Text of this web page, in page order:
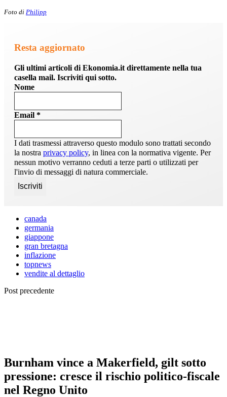
Foto di Philipp
Resta aggiornato
Gli ultimi articoli di Ekonomia.it direttamente nella tua
casella mail. Iscriviti qui sotto.
Nome
Email *
I dati trasmessi attraverso questo modulo sono trattati secondo
la nostra privacy policy, in linea con la normativa vigente. Per
nessun motivo verranno ceduti a terze parti o utilizzati per
l'invio di messaggi di natura commerciale.
canada
germania
giappone
gran bretagna
inflazione
topnews
vendite al dettaglio
Post precedente
Burnham vince a Makerfield, gilt sotto
pressione: cresce il rischio politico-fiscale
nel Regno Unito